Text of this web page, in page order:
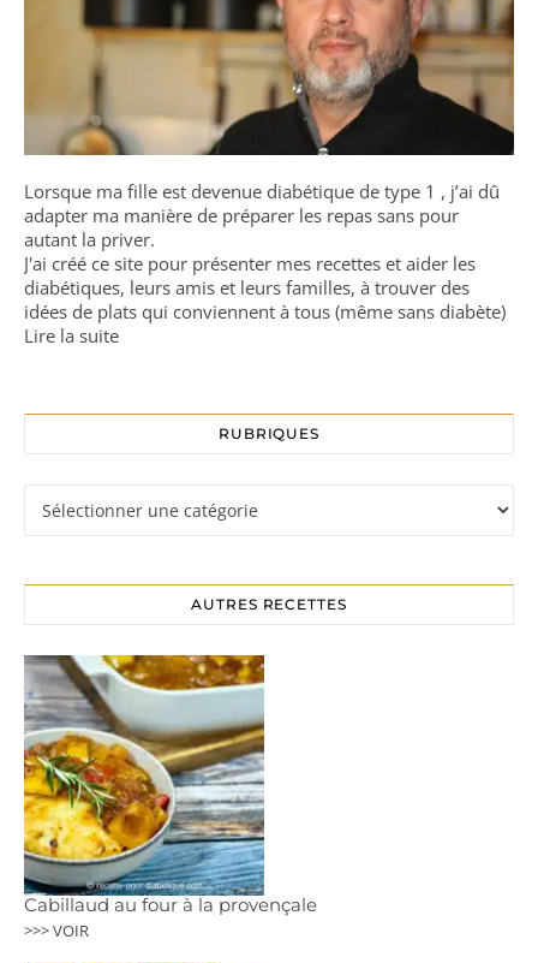
Lorsque ma fille est devenue diabétique de type 1 , j’ai dû
adapter ma manière de préparer les repas sans pour
autant la priver.
J'ai créé ce site pour présenter mes recettes et aider les
diabétiques, leurs amis et leurs familles, à trouver des
idées de plats qui conviennent à tous (même sans diabète)
Lire la suite
RUBRIQUES
AUTRES RECETTES
Cabillaud au four à la provençale
>>> VOIR